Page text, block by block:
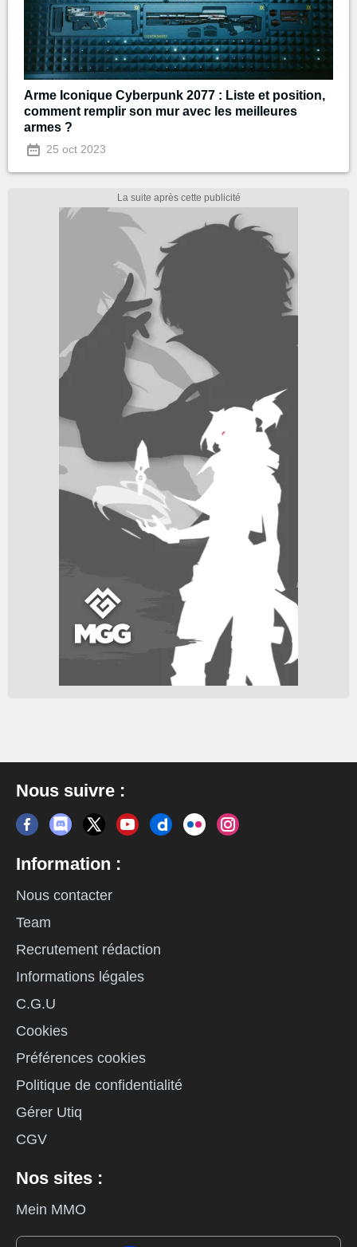
Arme Iconique Cyberpunk 2077 : Liste et position,
comment remplir son mur avec les meilleures
armes ?
25 oct 2023
Nous suivre :
Information :
Nous contacter
Team
Recrutement rédaction
Informations légales
C.G.U
Cookies
Préférences cookies
Politique de confidentialité
Gérer Utiq
CGV
Nos sites :
Mein MMO